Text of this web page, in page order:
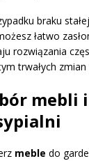
braku
łatwo
rozwiązania
trwałych
mebli
meble do